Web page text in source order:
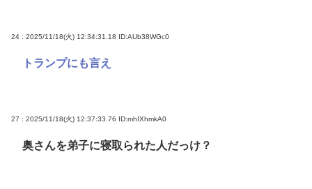
24 : 2025/11/18(火) 12:34:31.18 ID:AUb38WGc0
トランプにも言え
27 : 2025/11/18(火) 12:37:33.76 ID:mhIXhmkA0
奥さんを弟子に寝取られた人だっけ？